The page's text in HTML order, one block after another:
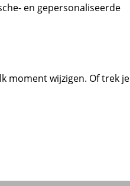
en gepersonaliseerde
moment wijzigen. Of trek je